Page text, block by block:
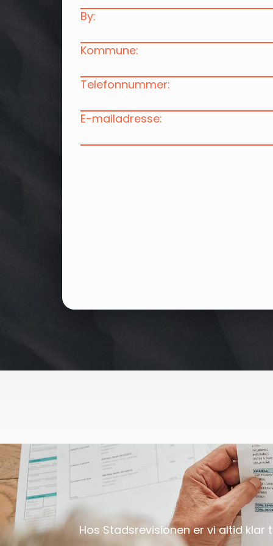
By:
Kommune:
Telefonnummer:
E-mailadresse:
Hos Stadsrevisionen er vi altid